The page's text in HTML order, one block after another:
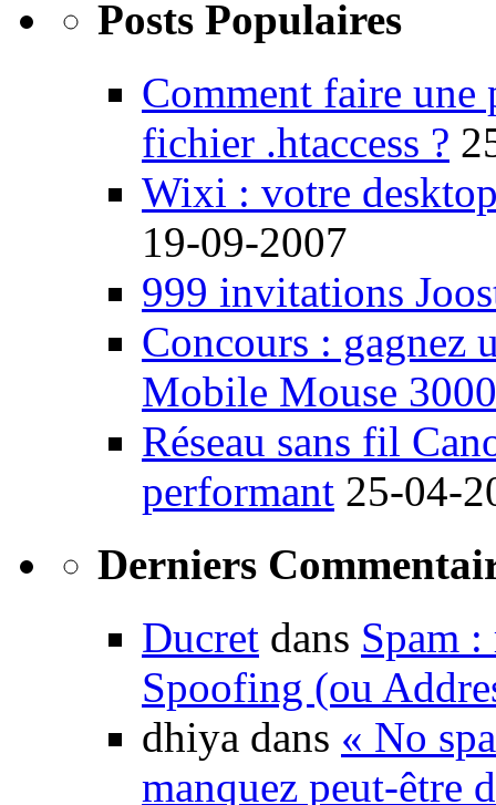
Posts Populaires
Comment faire une
fichier .htaccess ?
Wixi : votre
19-09-2007
999 invitations
Concours : gagnez
Mobile Mouse 3000
Réseau sans fil
performant 25-04-
Derniers
Ducret dans Spam :
Spoofing (ou
dhiya dans « No
manquez peut-être